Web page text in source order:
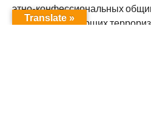
этно-конфессиональных
партий, отвергающих
Translate »